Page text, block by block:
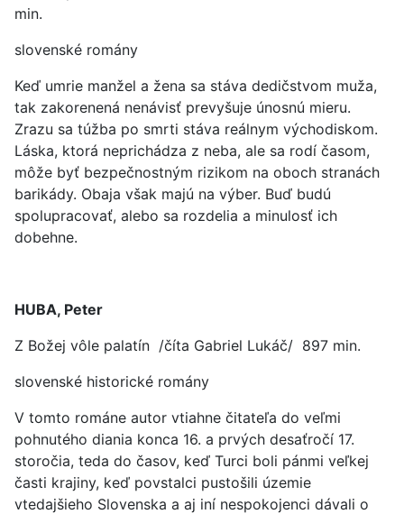
min.
slovenské romány
Keď umrie manžel a žena sa stáva dedičstvom muža,
tak zakorenená nenávisť prevyšuje únosnú mieru.
Zrazu sa túžba po smrti stáva reálnym východiskom.
Láska, ktorá neprichádza z neba, ale sa rodí časom,
môže byť bezpečnostným rizikom na oboch stranách
barikády. Obaja však majú na výber. Buď budú
spolupracovať, alebo sa rozdelia a minulosť ich
dobehne.
HUBA, Peter
Z Božej vôle palatín /číta Gabriel Lukáč/ 897 min.
slovenské historické romány
V tomto románe autor vtiahne čitateľa do veľmi
pohnutého diania konca 16. a prvých desaťročí 17.
storočia, teda do časov, keď Turci boli pánmi veľkej
časti krajiny, keď povstalci pustošili územie
vtedajšieho Slovenska a aj iní nespokojenci dávali o